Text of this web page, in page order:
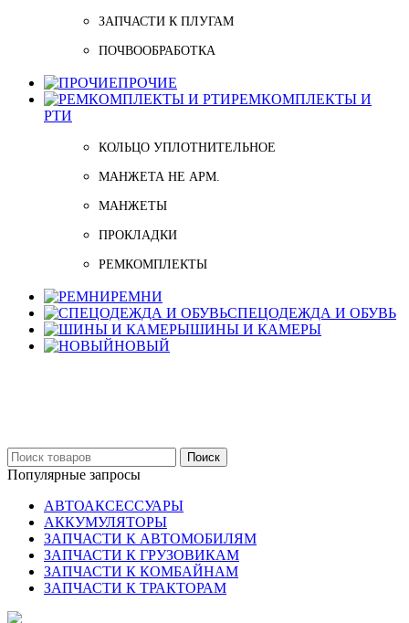
ЗАПЧАСТИ К ПЛУГАМ
ПОЧВООБРАБОТКА
ПРОЧИЕ
РЕМКОМПЛЕКТЫ И
РТИ
КОЛЬЦО УПЛОТНИТЕЛЬНОЕ
МАНЖЕТА НЕ АРМ.
МАНЖЕТЫ
ПРОКЛАДКИ
РЕМКОМПЛЕКТЫ
РЕМНИ
СПЕЦОДЕЖДА И ОБУВЬ
ШИНЫ И КАМЕРЫ
НОВЫЙ
Поиск
Популярные запросы
АВТОАКСЕССУАРЫ
АККУМУЛЯТОРЫ
ЗАПЧАСТИ К АВТОМОБИЛЯМ
ЗАПЧАСТИ К ГРУЗОВИКАМ
ЗАПЧАСТИ К КОМБАЙНАМ
ЗАПЧАСТИ К ТРАКТОРАМ